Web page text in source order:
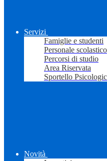
Servizi
Famiglie e studenti
Personale scolastico
Percorsi di studio
Area Riservata
Sportello
Novità